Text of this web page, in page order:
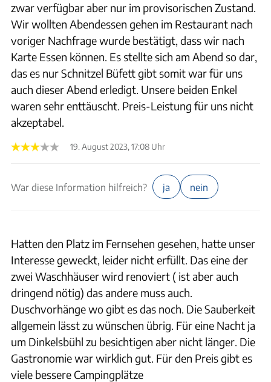
zwar verfügbar aber nur im provisorischen Zustand.
Wir wollten Abendessen gehen im Restaurant nach
voriger Nachfrage wurde bestätigt, dass wir nach
Karte Essen können. Es stellte sich am Abend so dar,
das es nur Schnitzel Büfett gibt somit war für uns
auch dieser Abend erledigt. Unsere beiden Enkel
waren sehr enttäuscht. Preis-Leistung für uns nicht
akzeptabel.
19. August 2023, 17:08 Uhr
War diese Information hilfreich? ja nein
Hatten den Platz im Fernsehen gesehen, hatte unser
Interesse geweckt, leider nicht erfüllt. Das eine der
zwei Waschhäuser wird renoviert ( ist aber auch
dringend nötig) das andere muss auch.
Duschvorhänge wo gibt es das noch. Die Sauberkeit
allgemein lässt zu wünschen übrig. Für eine Nacht ja
um Dinkelsbühl zu besichtigen aber nicht länger. Die
Gastronomie war wirklich gut. Für den Preis gibt es
viele bessere Campingplätze